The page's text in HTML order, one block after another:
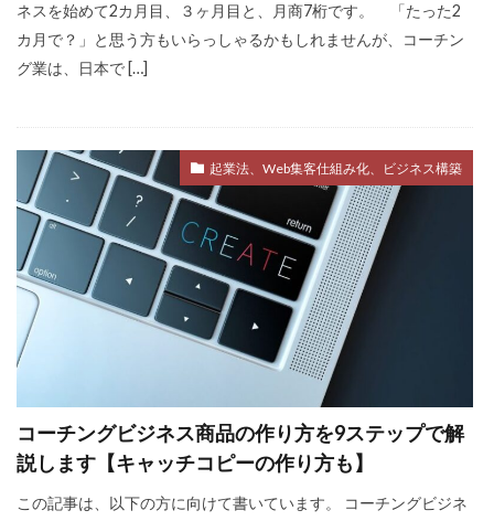
ネスを始めて2カ月目、３ヶ月目と、月商7桁です。 「たった2
カ月で？」と思う方もいらっしゃるかもしれませんが、コーチン
グ業は、日本で […]
起業法、Web集客仕組み化、ビジネス構築
コーチングビジネス商品の作り方を9ステップで解
説します【キャッチコピーの作り方も】
この記事は、以下の方に向けて書いています。 コーチングビジネ